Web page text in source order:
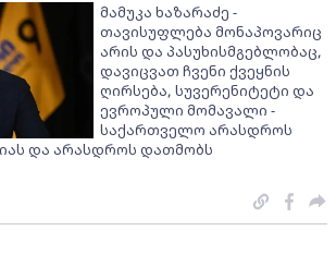
მამუკა ხაზარაძე -
თავისუფლება მონაპოვარიც
არის და პასუხისმგებლობაც,
დავიცვათ ჩვენი ქვეყნის
ღირსება, სუვერენიტეტი და
ევროპული მომავალი -
საქართველო არასდროს
და არასდროს დათმობს